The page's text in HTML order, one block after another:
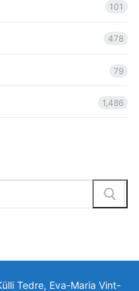
101
478
79
1,486
Tedre, Eva-Maria Vint-